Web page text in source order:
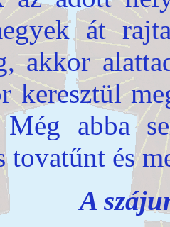
át
akkor
keresztül
Még abba
tovatűnt és
A